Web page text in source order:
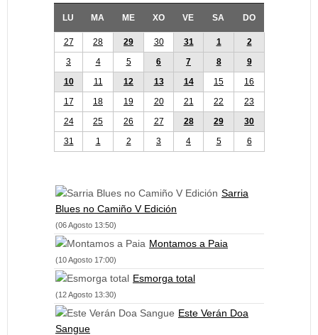
LU MA ME XO VE SA DO
27 28 29 30 31 1
2
3
4 5 6 7 8
9
10
11 12 13 14 15
16
17
18 19 20 21 22
23
24
25 26 27 28 29
30
31
1 2 3 4 5 6
Sarria
Blues no Camiño V Edición
(06 Agosto 13:50)
Montamos a Paia
(10 Agosto 17:00)
Esmorga total
(12 Agosto 13:30)
Este Verán Doa
Sangue